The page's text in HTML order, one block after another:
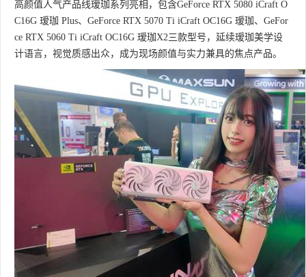
高颜值人气产品线瑷珈系列亮相，包含GeForce RTX 5080 iCraft O
C16G 瑷珈 Plus、GeForce RTX 5070 Ti iCraft OC16G 瑷珈、GeFor
ce RTX 5060 Ti iCraft OC16G 瑷珈X2三款型号，延续瑷珈美学设
计语言，视觉质感出众，成为现场颜值与实力兼具的焦点产品。